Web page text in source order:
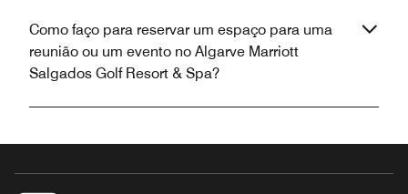
Como faço para reservar um espaço para uma
reunião ou um evento no Algarve Marriott
Salgados Golf Resort & Spa?